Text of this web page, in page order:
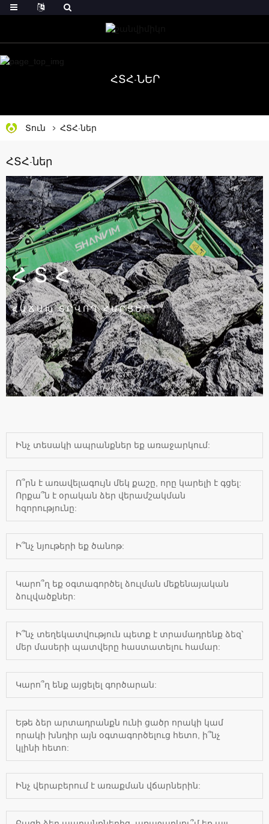
ՀՏՀ-ՆԵՐ
Տուն ՀՏՀ-ներ
ՀՏՀ-ներ
ՀՏՀ
ՀԱՃԱԽ ՏՐՎՈՂ ՀԱՐՑԵՐ
Ինչ տեսակի ապրանքներ եք առաջարկում:
Ո՞րն է առավելագույն մեկ քաշը, որը կարելի է գցել:
Որքա՞ն է օրական ձեր վերամշակման
հզորությունը:
Ի՞նչ նյութերի եք ծանոթ:
Կարո՞ղ եք օգտագործել ձուլման մեքենայական
ձուլվածքներ:
Ի՞նչ տեղեկատվություն պետք է տրամադրենք ձեզ՝
մեր մասերի պատվերը հաստատելու համար:
Կարո՞ղ ենք այցելել գործարան:
Եթե ​​ձեր արտադրանքն ունի ցածր որակի կամ
որակի խնդիր այն օգտագործելուց հետո, ի՞նչ
կլինի հետո:
Ինչ վերաբերում է առաքման վճարներին: